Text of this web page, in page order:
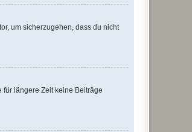
um sicherzugehen, dass du nicht
für längere Zeit keine Beiträge